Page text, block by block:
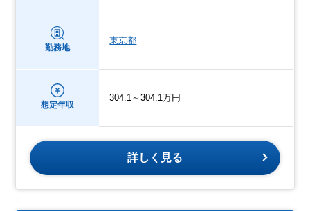
勤務地
東京都
想定年収
304.1～304.1万円
詳しく見る